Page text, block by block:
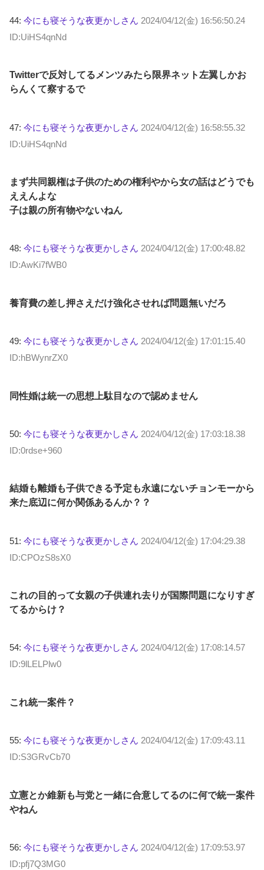
44: 今にも寝そうな夜更かしさん 2024/04/12(金) 16:56:50.24
ID:UiHS4qnNd
Twitterで反対してるメンツみたら限界ネット左翼しかお
らんくて察するで
47: 今にも寝そうな夜更かしさん 2024/04/12(金) 16:58:55.32
ID:UiHS4qnNd
まず共同親権は子供のための権利やから女の話はどうでも
ええんよな
子は親の所有物やないねん
48: 今にも寝そうな夜更かしさん 2024/04/12(金) 17:00:48.82
ID:AwKi7fWB0
養育費の差し押さえだけ強化させれば問題無いだろ
49: 今にも寝そうな夜更かしさん 2024/04/12(金) 17:01:15.40
ID:hBWynrZX0
同性婚は統一の思想上駄目なので認めません
50: 今にも寝そうな夜更かしさん 2024/04/12(金) 17:03:18.38
ID:0rdse+960
結婚も離婚も子供できる予定も永遠にないチョンモーから
来た底辺に何か関係あるんか？？
51: 今にも寝そうな夜更かしさん 2024/04/12(金) 17:04:29.38
ID:CPOzS8sX0
これの目的って女親の子供連れ去りが国際問題になりすぎ
てるからけ？
54: 今にも寝そうな夜更かしさん 2024/04/12(金) 17:08:14.57
ID:9lLELPlw0
これ統一案件？
55: 今にも寝そうな夜更かしさん 2024/04/12(金) 17:09:43.11
ID:S3GRvCb70
立憲とか維新も与党と一緒に合意してるのに何で統一案件
やねん
56: 今にも寝そうな夜更かしさん 2024/04/12(金) 17:09:53.97
ID:pfj7Q3MG0